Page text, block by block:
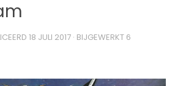
18 JULI 2017 · BIJGEWERKT 6